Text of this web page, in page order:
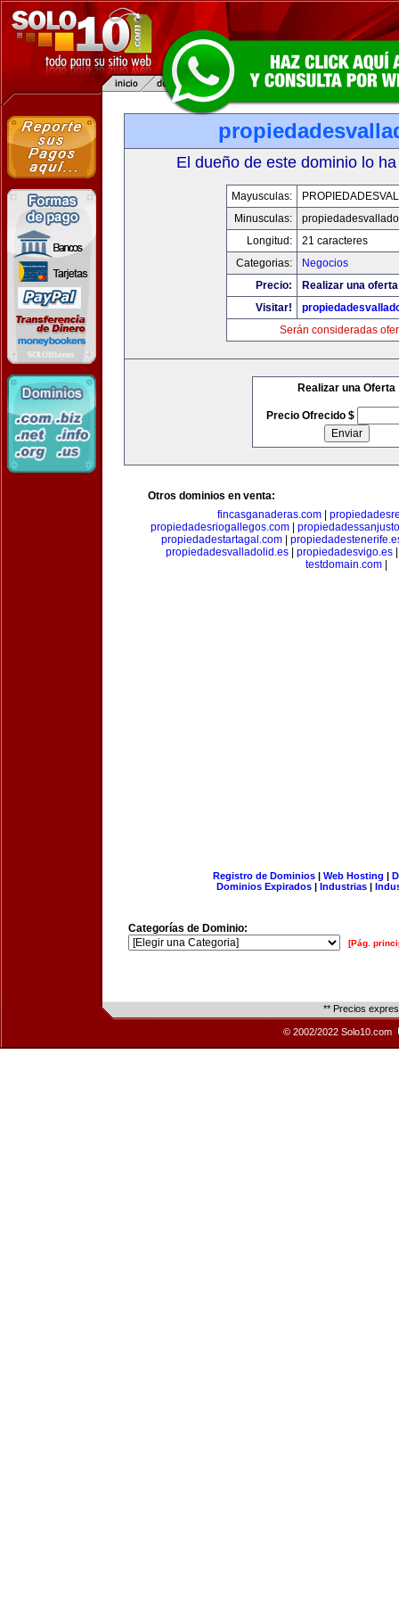
El dueño de este dominio lo
Mayusculas:
Minusculas:
Longitud:
21 caracteres
Categorias:
Negocios
Precio:
Realizar una
Visitar!
Serán consideradas
Realizar una Oferta
Precio Ofrecido $
Otros dominios en venta:
fincasganaderas.com|
propiedadesriogallegos.com|
propiedadestartagal.com|
propiedadesvalladolid.es
propiedadesvigo.es
testdomain.com
Registro de Dominios| Web Hosting |
Dominios Expirados | Industrias |
Categorías de Dominio:
[Pág.
** Precios
© 2002/2022 Solo10.com